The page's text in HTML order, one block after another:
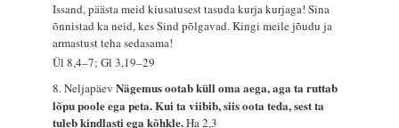
Issand, päästa meid kiusatusest tasuda kurja kurjaga! Sina
õnnistad ka neid, kes Sind põlgavad. Kingi meile jõudu ja
armastust teha sedasama!
Ül 8,4–7; Gl 3,19–29
8. NeljapäevNägemus ootab küll oma aega, aga ta ruttab
lõpu poole ega peta. Kui ta viibib, siis oota teda, sest ta
tuleb kindlasti ega kõhkle.Ha 2,3